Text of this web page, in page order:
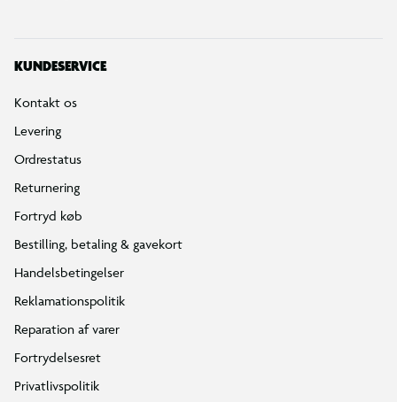
KUNDESERVICE
Kontakt os
Levering
Ordrestatus
Returnering
Fortryd køb
Bestilling, betaling & gavekort
Handelsbetingelser
Reklamationspolitik
Reparation af varer
Fortrydelsesret
Privatlivspolitik